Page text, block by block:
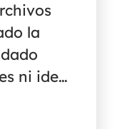
la
ni idea